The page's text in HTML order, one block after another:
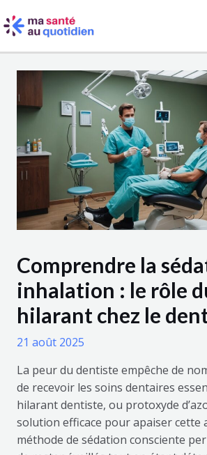
au
Comprendre la
inhalation : le rôle
hilarant chez le
21 août 2025
La peur du dentiste empêche de
de recevoir les soins dentaires
hilarant dentiste, ou protoxyde
solution efficace pour apaiser cette
méthode de sédation consciente
des